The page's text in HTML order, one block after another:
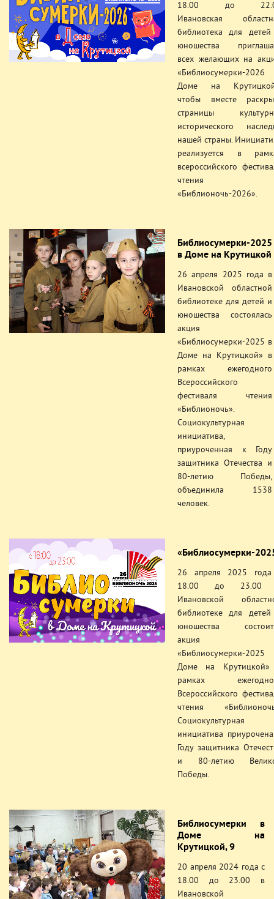
18.00 до
Ивановская
библиотека для
юношества
всех желающих на
«Библиосумерки-
Доме на
чтобы вместе
страницы
исторического
нашей страны.
реализуется в
всероссийского
чтения
«Библионочь-2026».
Библиосумерки-2025
в Доме на Крутицкой
26 апреля 2025 года в
Ивановской областной
библиотеке для детей и
юношества состоялась
акция
«Библиосумерки-2025 в
Доме на Крутицкой» в
рамках ежегодного
Всероссийского
фестиваля чтения
«Библионочь».
Социокультурная
инициатива,
приуроченная к Году
защитника Отечества и
80-летию Победы,
объединила 1538
человек.
«Библиосумерки-
26 апреля 2025
18.00 до 23.00
Ивановской
библиотеке для
юношества
акция
«Библиосумерки-
Доме на
рамках
Всероссийского
чтения
Социокультурная
инициатива
Году защитника
и 80-летию
Победы.
Библиосумерки в
Доме на
Крутицкой, 9
20 апреля 2024 года с
18.00 до 23.00 в
Ивановской